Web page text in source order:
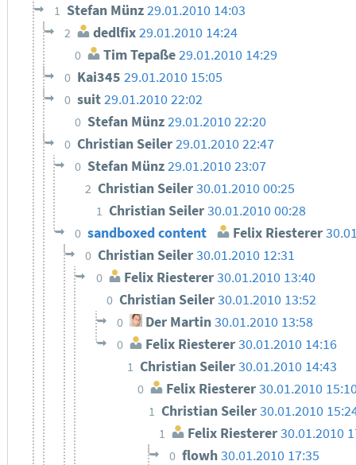
1 Stefan Münz29.01.2010 14:03
2 dedlfix29.01.2010 14:24
0 Tim Tepaße29.01.2010 14:29
0 Kai345 29.01.2010 15:05
0 suit29.01.2010 22:02
0 Stefan Münz29.01.2010 22:20
0 Christian Seiler29.01.2010 22:47
0 Stefan Münz29.01.2010 23:07
2 Christian Seiler30.01.2010 00:25
1 Christian Seiler30.01.2010 00:28
0 sandboxed content Felix Riesterer
0 Christian Seiler30.01.2010 12:31
0 Felix Riesterer30.01.2010 13:40
0 Christian Seiler30.01.2010 13:52
0 Der Martin30.01.2010 13:58
0 Felix Riesterer30.01.2010 14:16
1 Christian Seiler30.01.2010 14:43
0 Felix Riesterer30.01.2010
1 Christian Seiler30.01.2010
1 Felix Riesterer 30.01.2010
0 flowh30.01.2010 17:35